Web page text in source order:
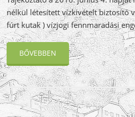
nélkül létesített vízkivételt biztosító
fúrt kutak ) vízjogi fennmaradási
BŐVEBBEN